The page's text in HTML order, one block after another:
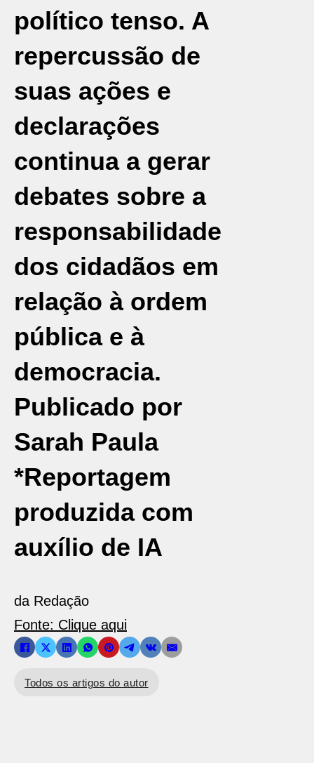
político tenso. A
repercussão de
suas ações e
declarações
continua a gerar
debates sobre a
responsabilidade
dos cidadãos em
relação à ordem
pública e à
democracia.
Publicado por
Sarah Paula
*Reportagem
produzida com
auxílio de IA
da Redação
Fonte: Clique aqui
Todos os artigos do autor